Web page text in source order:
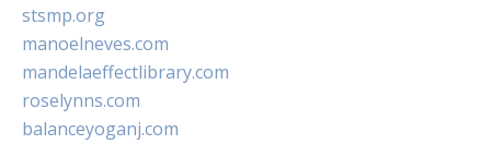
stsmp.org
manoelneves.com
mandelaeffectlibrary.com
roselynns.com
balanceyoganj.com